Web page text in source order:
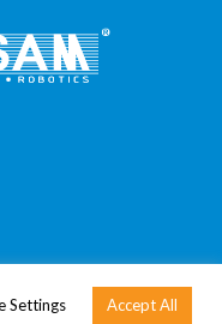
All rights reserved.
Settings Accept All